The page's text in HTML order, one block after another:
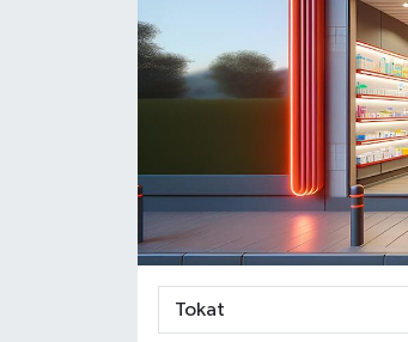
Magazin